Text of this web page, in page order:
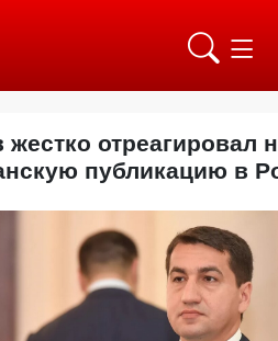
отреагировал
публикацию в